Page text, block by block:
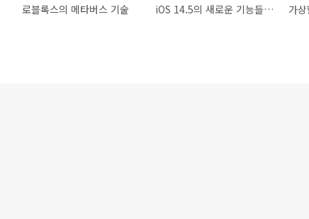
로블록스의 메타버스 기술 iOS 14.5의 새로운 기능들과 설치 예정일?